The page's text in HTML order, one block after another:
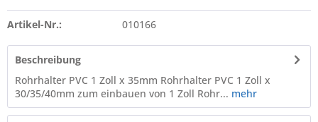
Artikel-Nr.: 010166
Beschreibung
Rohrhalter PVC 1 Zoll x 35mm Rohrhalter PVC 1 Zoll x
30/35/40mm zum einbauen von 1 Zoll Rohr... mehr